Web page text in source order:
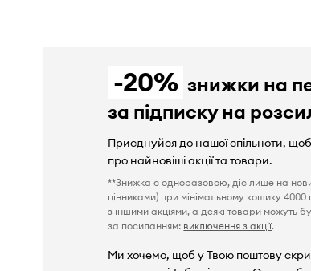
-20% знижки на
за підписку на
Приєднуйся до нашої спільноти,
про найновіші акції та товари.
**Знижка є одноразовою, діє лише на
цінниками) при мінімальному кошику
з іншими акціями, а деякі товари можуть
за посиланням: виключення з акції.
Ми хочемо, щоб у Твою поштову